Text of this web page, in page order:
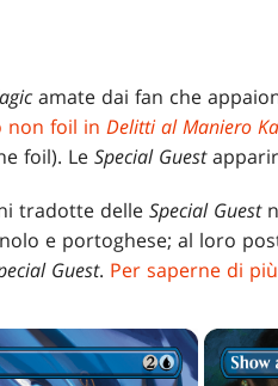
amate dai fan che
non foil in Delitti al Maniero
foil). Le Special Guest
tradotte delle Special Guest
e portoghese; al loro
Guest. Per saperne di